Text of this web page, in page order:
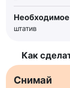
штатив
Как
Снимай